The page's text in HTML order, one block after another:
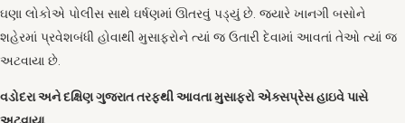
ઘણા લોકોએ પોલીસ સાથે ઘર્ષણમાં ઊતરવું પડ્યું છે. જ્યારે ખાનગી બસોને
શહેરમાં પ્રવેશબંધી હોવાથી મુસાફરોને ત્યાં જ ઉતારી દેવામાં આવતાં તેઓ ત્યાં જ
અટવાયા છે.
વડોદરા અને દક્ષિણ ગુજરાત તરફથી આવતા મુસાફરો એક્સપ્રેસ હાઇવે પાસે